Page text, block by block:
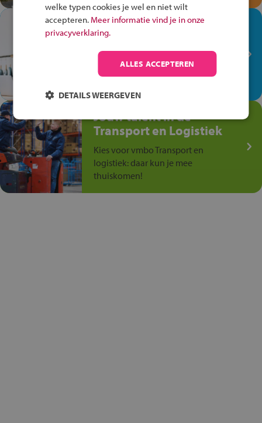
In de winkel ben je op je
plek!
Ontdek via het vmbo jouw talent
op de winkelvloer, waar elke dag
Jouw talent in de
Transport en Logistiek
Kies voor vmbo Transport en
logistiek: daar kun je mee
thuiskomen!
welke typen cookies je wel en niet wilt
accepteren. Meer informatie vind je in onze
privacyverklaring.
ALLES ACCEPTEREN
DETAILS WEERGEVEN